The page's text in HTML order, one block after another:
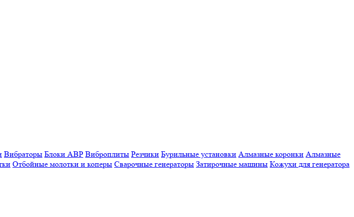
Вибраторы Блоки АВР Виброплиты Резчики Бурильные установки Алмазные коронки Алмазные
Отбойные молотки и коперы Сварочные генераторы Затирочные машины Кожухи для генератора